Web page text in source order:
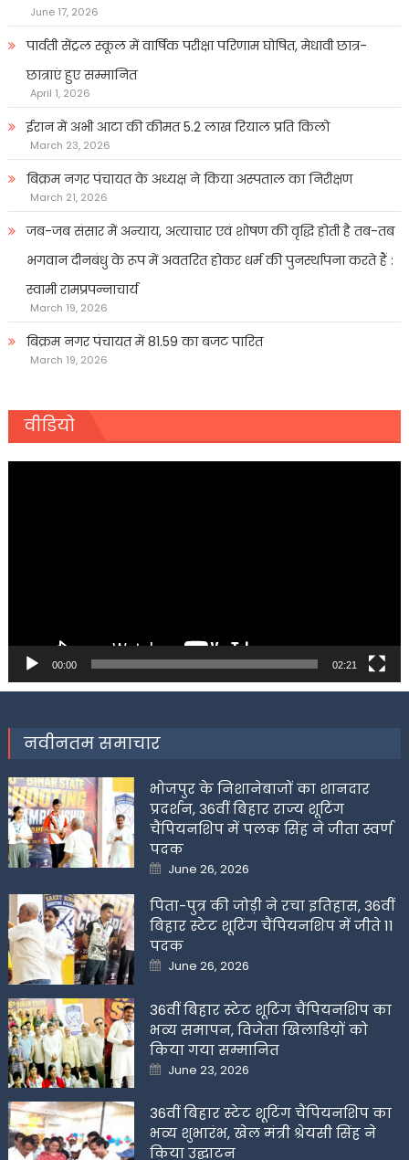
June 17, 2026
पार्वती सेंट्रल स्कूल में वार्षिक परीक्षा परिणाम घोषित, मेधावी छात्र-
छात्राएं हुए सम्मानित
April 1, 2026
ईरान में अभी आटा की कीमत 5.2 लाख रियाल प्रति किलो
March 23, 2026
बिक्रम नगर पंचायत के अध्यक्ष ने किया अस्पताल का निरीक्षण
March 21, 2026
जब-जब संसार में अन्याय, अत्याचार एवं शोषण की वृद्धि होती है तब-तब
भगवान दीनबंधु के रूप में अवतरित होकर धर्म की पुनर्स्थापना करते हैं :
स्वामी रामप्रपन्नाचार्य
March 19, 2026
बिक्रम नगर पंचायत में 81.59 का बजट पारित
March 19, 2026
वीडियो
00:00 02:21
नवीनतम समाचार
भोजपुर के निशानेबाजों का शानदार
प्रदर्शन, 36वीं बिहार राज्य शूटिंग
चैंपियनशिप में पलक सिंह ने जीता स्वर्ण
पदक
Posted
on
June 26, 2026
पिता-पुत्र की जोड़ी ने रचा इतिहास, 36वीं
बिहार स्टेट शूटिंग चैंपियनशिप में जीते 11
पदक
Posted
on
June 26, 2026
36वीं बिहार स्टेट शूटिंग चैंपियनशिप का
भव्य समापन, विजेता खिलाडिय़ों को
किया गया सम्मानित
Posted
on
June 23, 2026
36वीं बिहार स्टेट शूटिंग चैंपियनशिप का
भव्य शुभारंभ, खेल मंत्री श्रेयसी सिंह ने
किया उद्घाटन